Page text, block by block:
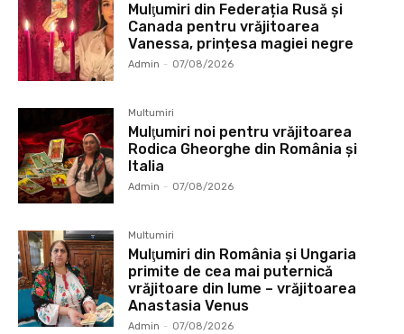
Mulţumiri din Federația Rusă și
Canada pentru vrăjitoarea
Vanessa, prințesa magiei negre
Admin - 07/08/2026
Multumiri
Mulţumiri noi pentru vrăjitoarea
Rodica Gheorghe din România și
Italia
Admin - 07/08/2026
Multumiri
Mulţumiri din România și Ungaria
primite de cea mai puternică
vrăjitoare din lume – vrăjitoarea
Anastasia Venus
Admin - 07/08/2026